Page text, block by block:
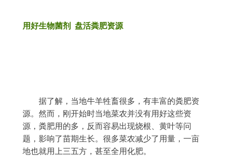
用好生物菌剂 盘活粪肥资源
源。然而，刚开始时当地菜农并没有用好这些资
源，粪肥用的多，反而容易出现烧根、黄叶等问
题，影响了苗期生长。很多菜农减少了用量，一亩
地也就用上三五方，甚至全用化肥。